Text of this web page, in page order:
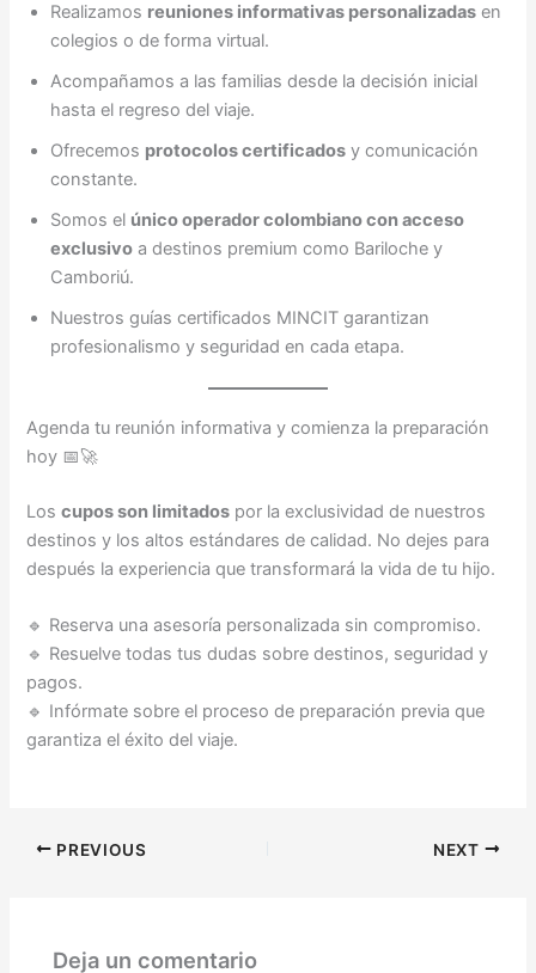
Realizamos reuniones informativas personalizadas en
colegios o de forma virtual.
Acompañamos a las familias desde la decisión inicial
hasta el regreso del viaje.
Ofrecemos protocolos certificados y comunicación
constante.
Somos el único operador colombiano con acceso
exclusivo a destinos premium como Bariloche y
Camboriú.
Nuestros guías certificados MINCIT garantizan
profesionalismo y seguridad en cada etapa.
Agenda tu reunión informativa y comienza la preparación
hoy 📅🚀
Loscupos son limitados por la exclusividad de nuestros
destinos y los altos estándares de calidad. No dejes para
después la experiencia que transformará la vida de tu hijo.
🔹 Reserva una asesoría personalizada sin compromiso.
🔹 Resuelve todas tus dudas sobre destinos, seguridad y
pagos.
🔹 Infórmate sobre el proceso de preparación previa que
garantiza el éxito del viaje.
PREVIOUS NEXT
Deja un comentario